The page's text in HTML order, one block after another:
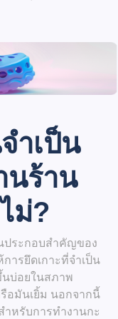
ำเป็น
นร้าน
ม่?
ประกอบสำคัญของ
ารยึดเกาะที่จำเป็น
นบ่อยในสภาพ
อมันเยิ้ม นอกจากนี้
ำหรับการทำงานกะ